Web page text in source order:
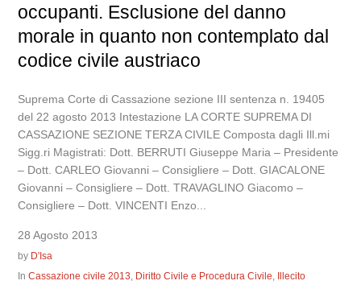
occupanti. Esclusione del danno
morale in quanto non contemplato dal
codice civile austriaco
Suprema Corte di Cassazione sezione III sentenza n. 19405
del 22 agosto 2013 Intestazione LA CORTE SUPREMA DI
CASSAZIONE SEZIONE TERZA CIVILE Composta dagli Ill.mi
Sigg.ri Magistrati: Dott. BERRUTI Giuseppe Maria – Presidente
– Dott. CARLEO Giovanni – Consigliere – Dott. GIACALONE
Giovanni – Consigliere – Dott. TRAVAGLINO Giacomo –
Consigliere – Dott. VINCENTI Enzo...
28 Agosto 2013
by D'Isa
InCassazione civile 2013 Diritto Civile e Procedura Civile Illecito